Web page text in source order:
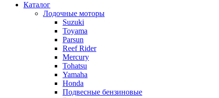
Каталог
Лодочные моторы
Suzuki
Toyama
Parsun
Reef Rider
Mercury
Tohatsu
Yamaha
Honda
Подвесные бензиновые